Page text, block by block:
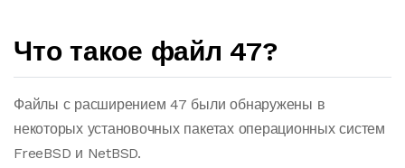
Что такое файл 47?
Файлы с расширением 47 были обнаружены в
некоторых установочных пакетах операционных систем
FreeBSD и NetBSD.